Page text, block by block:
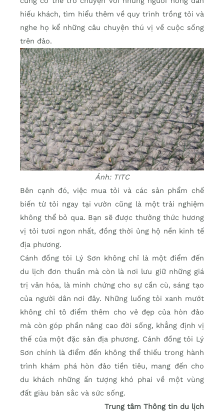
hiếu khách, tìm hiểu thêm về quy trình trồng tỏi và
nghe họ kể những câu chuyện thú vị về cuộc sống
trên đảo.
Ảnh: TITC
Bên cạnh đó, việc mua tỏi và các sản phẩm chế
biến từ tỏi ngay tại vườn cũng là một trải nghiệm
không thể bỏ qua. Bạn sẽ được thưởng thức hương
vị tỏi tươi ngon nhất, đồng thời ủng hộ nền kinh tế
địa phương.
Cánh đồng tỏi Lý Sơn không chỉ là một điểm đến
du lịch đơn thuần mà còn là nơi lưu giữ những giá
trị văn hóa, là minh chứng cho sự cần cù, sáng tạo
của người dân nơi đây. Những luống tỏi xanh mướt
không chỉ tô điểm thêm cho vẻ đẹp của hòn đảo
mà còn góp phần nâng cao đời sống, khẳng định vị
thế của một đặc sản địa phương. Cánh đồng tỏi Lý
Sơn chính là điểm đến không thể thiếu trong hành
trình khám phá hòn đảo tiền tiêu, mang đến cho
du khách những ấn tượng khó phai về một vùng
đất giàu bản sắc và sức sống.
Trung tâm Thông tin du lịch